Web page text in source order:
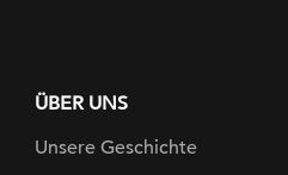
ÜBER UNS
Unsere Geschichte